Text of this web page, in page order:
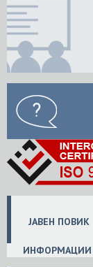
ЈАВЕН ПОВИК
ИНФОРМАЦИИ